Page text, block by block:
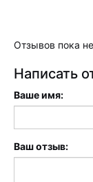
Отзывов пока
Написать
Ваше имя:
Ваш отзыв: